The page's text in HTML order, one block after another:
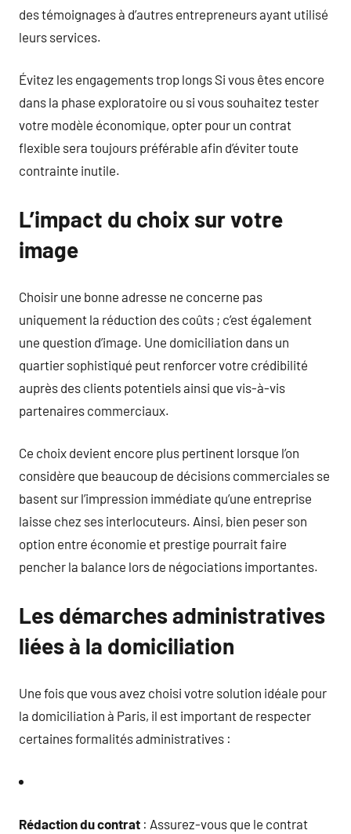
des témoignages à d’autres entrepreneurs ayant utilisé
leurs services.
Évitez les engagements trop longs Si vous êtes encore
dans la phase exploratoire ou si vous souhaitez tester
votre modèle économique, opter pour un contrat
flexible sera toujours préférable afin d’éviter toute
contrainte inutile.
L’impact du choix sur votre
image
Choisir une bonne adresse ne concerne pas
uniquement la réduction des coûts ; c’est également
une question d’image. Une domiciliation dans un
quartier sophistiqué peut renforcer votre crédibilité
auprès des clients potentiels ainsi que vis-à-vis
partenaires commerciaux.
Ce choix devient encore plus pertinent lorsque l’on
considère que beaucoup de décisions commerciales se
basent sur l’impression immédiate qu’une entreprise
laisse chez ses interlocuteurs. Ainsi, bien peser son
option entre économie et prestige pourrait faire
pencher la balance lors de négociations importantes.
Les démarches administratives
liées à la domiciliation
Une fois que vous avez choisi votre solution idéale pour
la domiciliation à Paris, il est important de respecter
certaines formalités administratives :
Rédaction du contrat : Assurez-vous que le contrat